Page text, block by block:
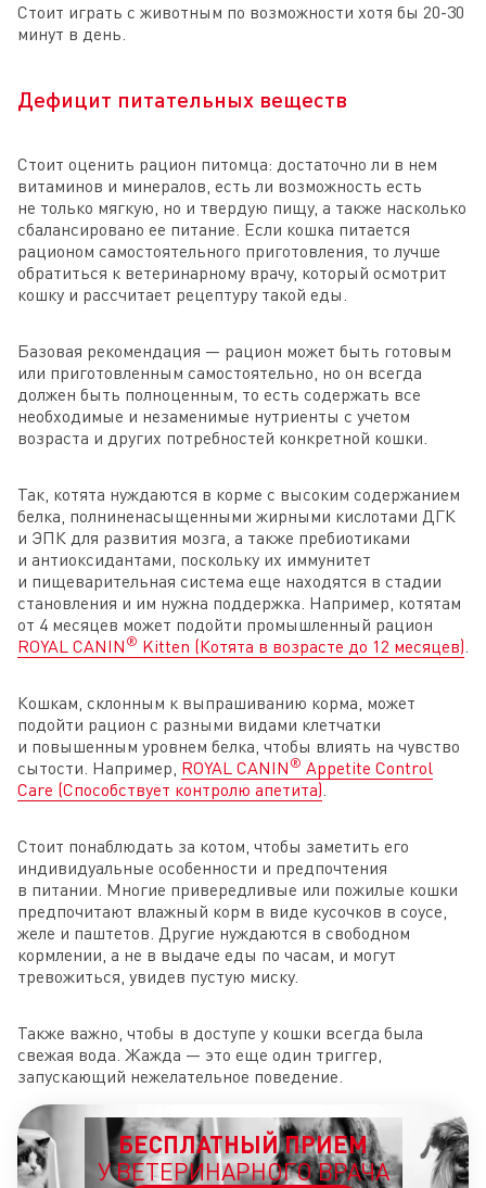
Стоит играть с животным по возможности хотя бы 20-30
минут в день.
Дефицит питательных веществ
Стоит оценить рацион питомца: достаточно ли в нем
витаминов и минералов, есть ли возможность есть
не только мягкую, но и твердую пищу, а также насколько
сбалансировано ее питание. Если кошка питается
рационом самостоятельного приготовления, то лучше
обратиться к ветеринарному врачу, который осмотрит
кошку и рассчитает рецептуру такой еды.
Базовая рекомендация — рацион может быть готовым
или приготовленным самостоятельно, но он всегда
должен быть полноценным, то есть содержать все
необходимые и незаменимые нутриенты с учетом
возраста и других потребностей конкретной кошки.
Так, котята нуждаются в корме с высоким содержанием
белка, полниненасыщенными жирными кислотами ДГК
и ЭПК для развития мозга, а также пребиотиками
и антиоксидантами, поскольку их иммунитет
и пищеварительная система еще находятся в стадии
становления и им нужна поддержка. Например, котятам
от 4 месяцев может подойти промышленный рацион
ROYAL CANIN ® Kitten (Котята в возрасте до 12 месяцев).
Кошкам, склонным к выпрашиванию корма, может
подойти рацион с разными видами клетчатки
и повышенным уровнем белка, чтобы влиять на чувство
сытости. Например, ROYAL CANIN ® Appetite Control
Care (Способствует контролю апетита).
Стоит понаблюдать за котом, чтобы заметить его
индивидуальные особенности и предпочтения
в питании. Многие привередливые или пожилые кошки
предпочитают влажный корм в виде кусочков в соусе,
желе и паштетов. Другие нуждаются в свободном
кормлении, а не в выдаче еды по часам, и могут
тревожиться, увидев пустую миску.
Также важно, чтобы в доступе у кошки всегда была
свежая вода. Жажда — это еще один триггер,
запускающий нежелательное поведение.
БЕСПЛАТНЫЙ ПРИЕМ
У ВЕТЕРИНАРНОГО ВРАЧА